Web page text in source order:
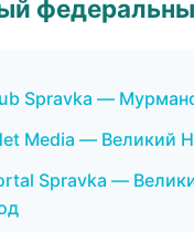
Spravka —
Media — Великий
Spravka —